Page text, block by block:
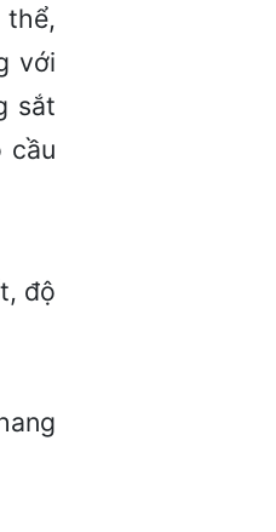
thể,
với
sắt
cầu
độ